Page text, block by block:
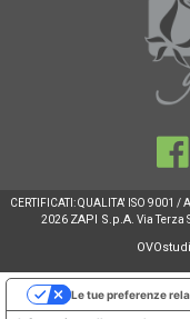
CERTIFICATI: QUALITA' ISO 9001
2026 ZAPI S.p.A. Via Terza
Le tue preferenze